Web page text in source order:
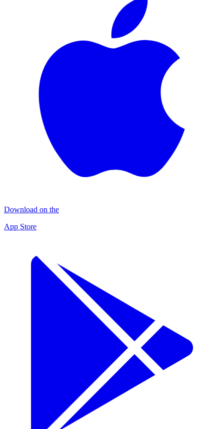
Download on the
App Store